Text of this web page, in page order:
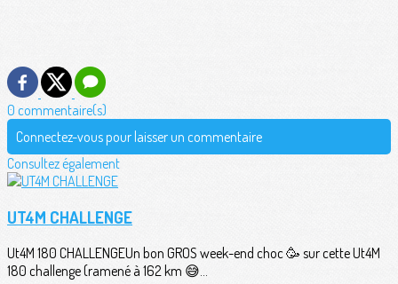
0 commentaire(s)
Connectez-vous pour laisser un commentaire
Consultez également
UT4M CHALLENGE
Ut4M 180 CHALLENGEUn bon GROS week-end choc 🥳 sur cette Ut4M
180 challenge (ramené à 162 km 😅...